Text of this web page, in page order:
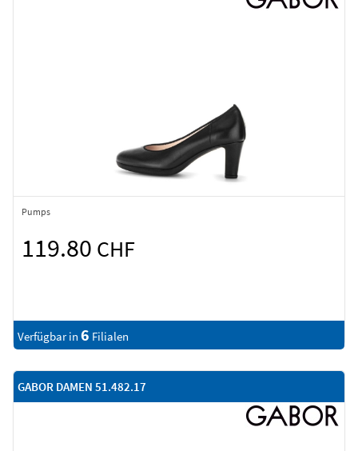
Pumps
119.80 CHF
Verfügbar in 6 Filialen
GABOR DAMEN 51.482.17